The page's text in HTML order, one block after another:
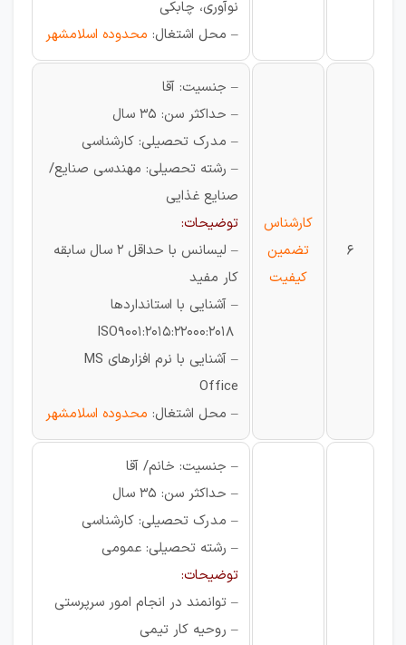
نوآوری، چابکی
– محل اشتغال: محدوده اسلامشهر
6
کارشناس
تضمین
کیفیت
– جنسیت: آقا
– حداکثر سن: 35 سال
– مدرک تحصیلی: کارشناسی
– رشته تحصیلی: مهندسی صنایع/
صنایع غذایی
توضیحات:
– لیسانس با حداقل 2 سال سابقه
کار مفید
– آشنایی با استانداردها
– آشنایی با نرم افزارهای MS
Office
– محل اشتغال: محدوده اسلامشهر
– جنسیت: خانم/ آقا
– حداکثر سن: 35 سال
– مدرک تحصیلی: کارشناسی
– رشته تحصیلی: عمومی
توضیحات:
– توانمند در انجام امور سرپرستی
– روحیه کار تیمی